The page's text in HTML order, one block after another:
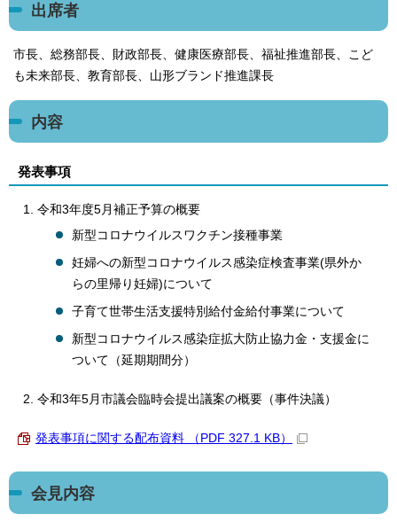
出席者
市長、総務部長、財政部長、健康医療部長、福祉推進部長、こど
も未来部長、教育部長、山形ブランド推進課長
内容
発表事項
令和3年度5月補正予算の概要
新型コロナウイルスワクチン接種事業
妊婦への新型コロナウイルス感染症検査事業(県外か
らの里帰り妊婦)について
子育て世帯生活支援特別給付金給付事業について
新型コロナウイルス感染症拡大防止協力金・支援金に
ついて（延期期間分）
令和3年5月市議会臨時会提出議案の概要（事件決議）
発表事項に関する配布資料 （PDF 327.1 KB）
会見内容